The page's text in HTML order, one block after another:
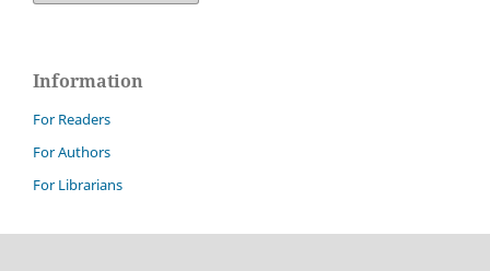
Information
For Readers
For Authors
For Librarians